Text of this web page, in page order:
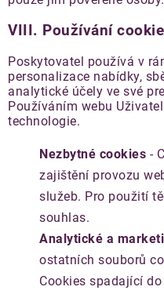
VIII. Používání
Poskytovatel používá v
personalizace nabídky,
analytické účely ve své
Používáním webu
technologie.
Nezbytné cookies -
zajištění provozu
služeb. Pro použití
souhlas.
Analytické a
ostatních souborů
Cookies spadající